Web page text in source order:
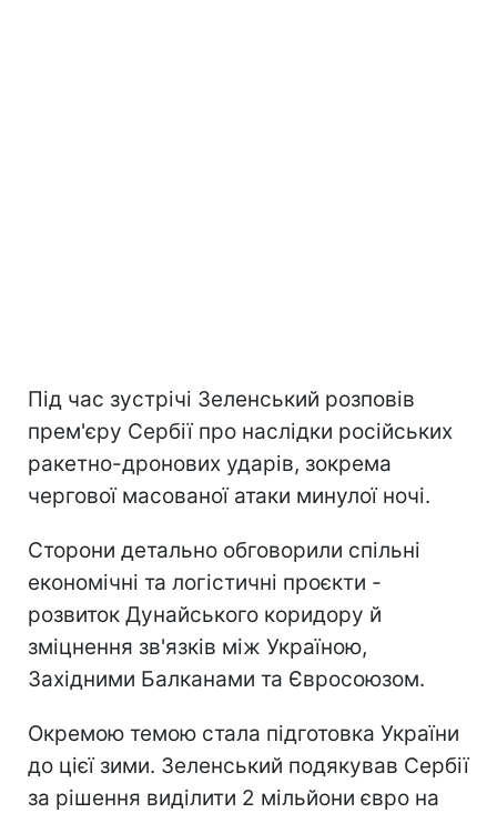
Під час зустрічі Зеленський розповів
прем'єру Сербії про наслідки російських
ракетно-дронових ударів, зокрема
чергової масованої атаки минулої ночі.
Сторони детально обговорили спільні
економічні та логістичні проєкти -
розвиток Дунайського коридору й
зміцнення зв'язків між Україною,
Західними Балканами та Євросоюзом.
Окремою темою стала підготовка України
до цієї зими. Зеленський подякував Сербії
за рішення виділити 2 мільйони євро на